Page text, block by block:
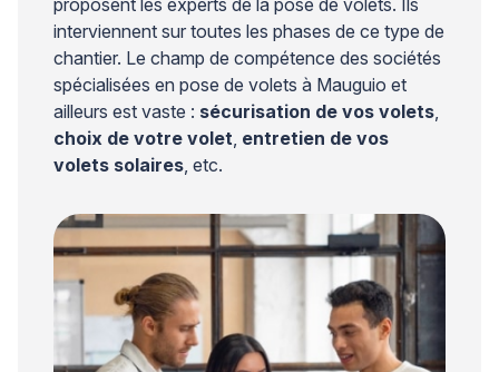
proposent les experts de la pose de volets. Ils
interviennent sur toutes les phases de ce type de
chantier. Le champ de compétence des sociétés
spécialisées en pose de volets à Mauguio et
ailleurs est vaste : sécurisation de vos volets,
choix de votre volet, entretien de vos
volets solaires, etc.